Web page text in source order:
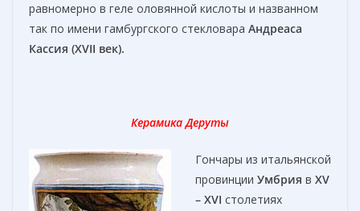
равномерно в геле оловянной кислоты и названном
так по имени гамбургского стекловара Андреаса
Кассия (XVII век).
Керамика Деруты
Гончары из итальянской
провинции Умбрия в XV
– XVI столетиях